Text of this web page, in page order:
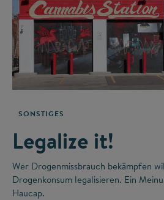
SONSTIGES
Legalize it!
Wer Drogenmissbrauch bekämpfen
Drogenkonsum legalisieren. Ein
Haucap.